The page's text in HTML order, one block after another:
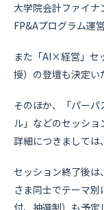
大学院会計ファイナ
FP&Aプログラム運
また「AI×経営」セ
授）の登壇も決定い
そのほか、「パー
ル」などのセッシ
詳細につきましては
セッション終了後は
さま同士でテーマ